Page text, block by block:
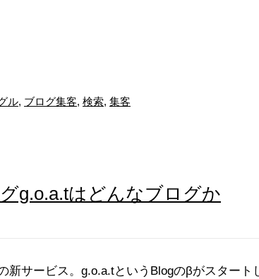
ル, ブログ集客, 検索, 集客
g.o.a.tはどんなブログか
新サービス。g.o.a.tというBlogのβがスタート